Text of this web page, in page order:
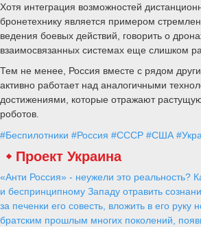
Хотя интеграция возможностей
бронетехнику является примером
ведения боевых действий, говорить о
взаимосвязанных системах еще слишком
Тем не менее, Россия вместе с рядом
активно работает над аналогичными
достижениями, которые отражают
роботов.
#Беспилотники #Россия #СССР #США
Проект Украина
«Анти Россия» - неужели это реальность?
и беспринципному Западу отравить
за печенки его совесть, вложить в его
братским прошлым многих поколений,